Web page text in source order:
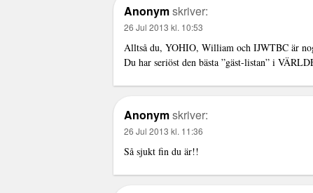
Anonymskriver:
26 Jul 2013 kl. 10:53
Alltså du, YOHIO, William och IJWTBC är
Du har seriöst den bästa ”gäst-listan” i
Anonymskriver:
26 Jul 2013 kl. 11:36
Så sjukt fin du är!!